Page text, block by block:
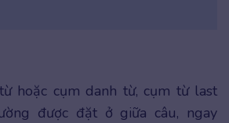
hoặc cụm danh từ, cụm từ last
được đặt ở giữa câu, ngay